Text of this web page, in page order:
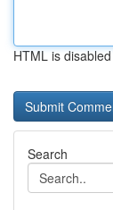
HTML is disabled
Search